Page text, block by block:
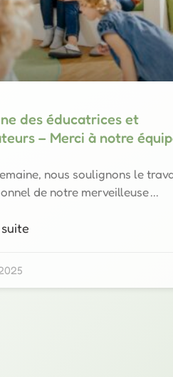
des éducatrices et
– Merci à notre
nous soulignons le
de notre merveilleuse